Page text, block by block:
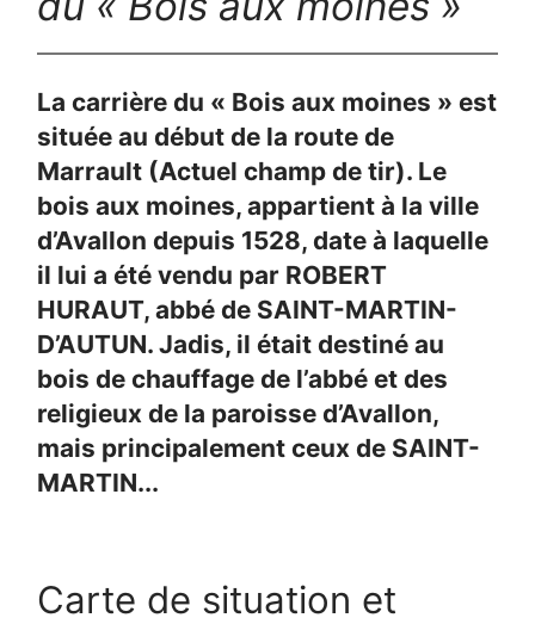
La carrière du « Bois aux moines » est
située au début de la route de
Marrault (Actuel champ de tir). Le
bois aux moines, appartient à la ville
d’Avallon depuis 1528, date à laquelle
il lui a été vendu par ROBERT
HURAUT, abbé de SAINT-MARTIN-
D’AUTUN. Jadis, il était destiné au
bois de chauffage de l’abbé et des
religieux de la paroisse d’Avallon,
mais principalement ceux de SAINT-
MARTIN...
Carte de situation et